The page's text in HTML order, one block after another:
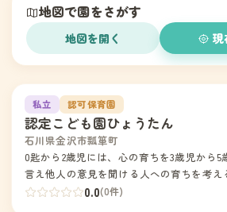
地図で園をさがす
地図を開く 現
1私立 認可保育園
認定こども園ひょうたん
石川県金沢市瓢箪町
0匙から2歳児には、心の育ちを3歳児から5
言え他人の意見を聞ける人への育ちを考え
0.0(0件)